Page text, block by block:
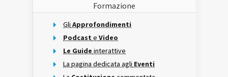
Formazione
Gli Approfondimenti
Podcast e Video
Le Guide interattive
La pagina dedicata agli Eventi